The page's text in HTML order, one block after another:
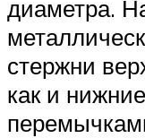
диаметра.
стержни
как и